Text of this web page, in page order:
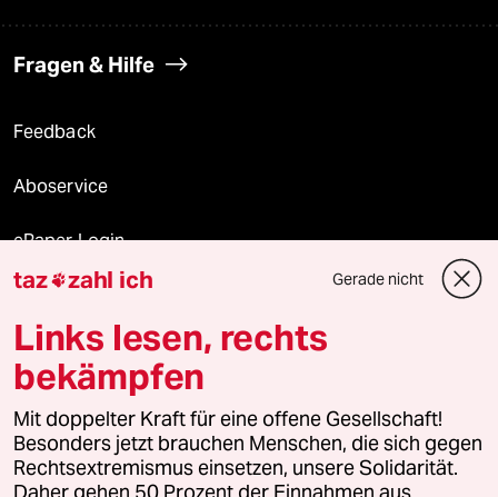
Fragen & Hilfe
Feedback
Aboservice
ePaper Login
Downloads für Abonnierende
© 2026 taz Verlags und Vertriebs GmbH
Alle Rechte vorbehalten. Bei rechtlichen Fragen oder für Genehmigungen
wenden Sie sich bitte an
lizenzen@taz.de
taz zahl ich Gerade nicht
Links lesen, rechts
bekämpfen
Mit doppelter Kraft für eine offene Gesellschaft!
Besonders jetzt brauchen Menschen, die sich gegen
Rechtsextremismus einsetzen, unsere Solidarität.